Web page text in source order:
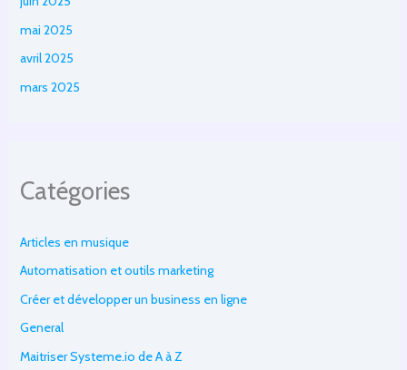
mai 2025
avril 2025
mars 2025
Catégories
Articles en musique
Automatisation et outils marketing
Créer et développer un business en ligne
General
Maitriser Systeme.io de A à Z